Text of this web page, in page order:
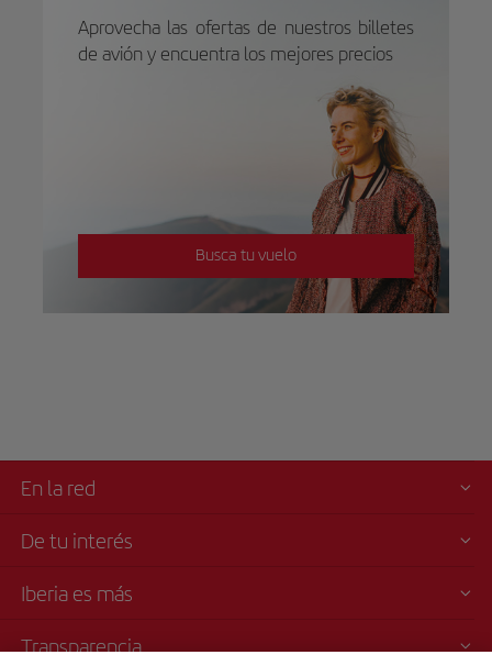
Aprovecha las ofertas de nuestros billetes
de avión y encuentra los mejores precios
Busca tu vuelo
En la red
De tu interés
Iberia es más
Transparencia